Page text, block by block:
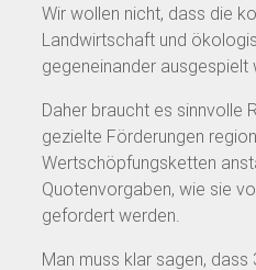
Wir wollen nicht, dass die
Landwirtschaft und
gegeneinander ausgespielt
Daher braucht es sinnvolle
gezielte Förderungen
Wertschöpfungsketten
Quotenvorgaben, wie sie
gefordert werden.
Man muss klar sagen,